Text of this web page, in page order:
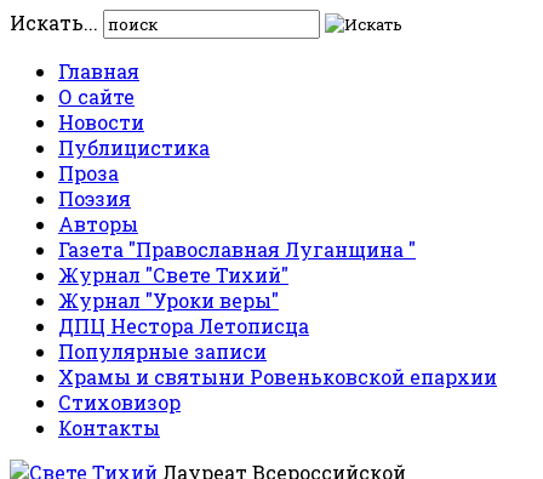
Искать...
Главная
О сайте
Новости
Публицистика
Проза
Поэзия
Авторы
Газета "Православная Луганщина "
Журнал "Свете Тихий"
Журнал "Уроки веры"
ДПЦ Нестора Летописца
Популярные записи
Храмы и святыни Ровеньковской епархии
Стиховизор
Контакты
Лауреат Всероссийской